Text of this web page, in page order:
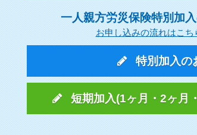
一人親方労災保険特別加
お申し込みの流れはこち
特別加入の
短期加入(1ヶ月・2ヶ月